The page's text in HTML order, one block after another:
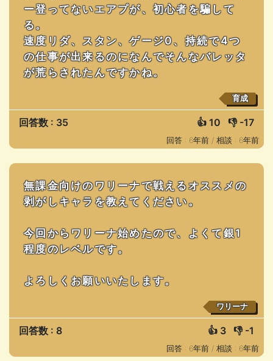
ー登ってないエアプが、初心者を騙して
る。
速度リダ、スタン、ゲージ0、持続で4つ
の仕事が出来るのになんでそんなバレッタ
が荒らされたんですかね。
育成
回答数 : 35 👍 10 👎 -17
回答 : 6年前 / 相談 : 6年前
無課金向けのワリーナで戦えるオススメの
剥がしキャラを教えてください。
今回からワリーナ始めたので、よくて銀1
程度のレベルです。
よろしくお願いいたします。
ワリーナ
回答数 : 8 👍 3 👎 -1
回答 : 6年前 / 相談 : 6年前